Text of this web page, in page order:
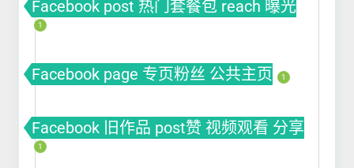
Facebook post 热门套餐包 reach 曝光
1
Facebook page 专页粉丝 公共主页 1
Facebook 旧作品 post赞 视频观看 分享
1